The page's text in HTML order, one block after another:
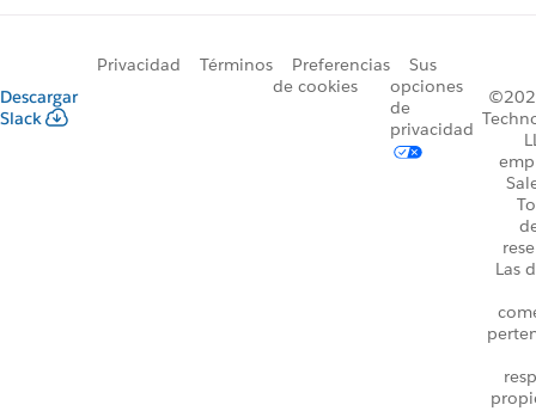
Descargar
Slack
Privacidad Términos
Preferencias
de cookies
Sus
opciones
de
privacidad
Las